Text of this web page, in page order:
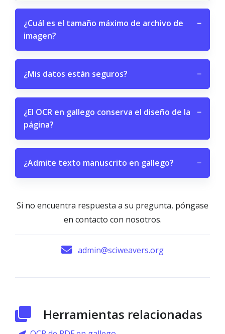
¿Cuál es el tamaño máximo de archivo de
imagen?
−
¿Mis datos están seguros? −
¿El OCR en gallego conserva el diseño de la
página?
−
¿Admite texto manuscrito en gallego? −
Si no encuentra respuesta a su pregunta, póngase
en contacto con nosotros.
admin@sciweavers.org
Herramientas relacionadas